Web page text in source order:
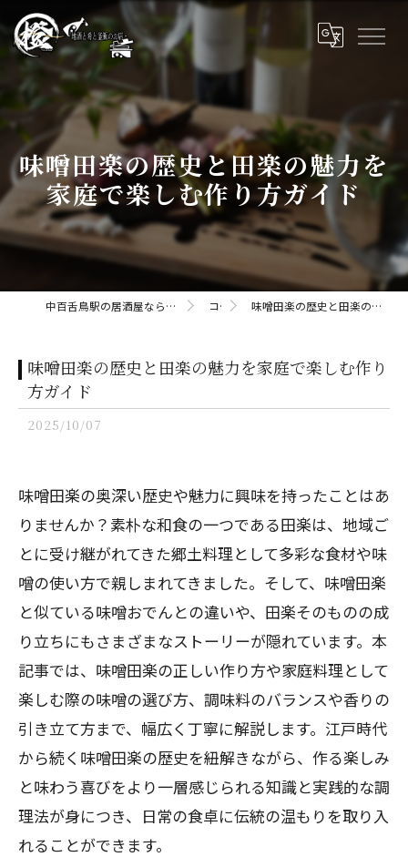
味噌田楽の歴史と田楽の魅力を
家庭で楽しむ作り方ガイド
中百舌鳥駅の居酒屋なら橙daidaii-地酒と肴と釜飯のお店 コラム 味噌田楽の歴史と田楽の魅力を家庭で楽しむ作り方ガイド
味噌田楽の歴史と田楽の魅力を家庭で楽しむ作り
方ガイド
2025/10/07
味噌田楽の奥深い歴史や魅力に興味を持ったことはあ
りませんか？素朴な和食の一つである田楽は、地域ご
とに受け継がれてきた郷土料理として多彩な食材や味
噌の使い方で親しまれてきました。そして、味噌田楽
と似ている味噌おでんとの違いや、田楽そのものの成
り立ちにもさまざまなストーリーが隠れています。本
記事では、味噌田楽の正しい作り方や家庭料理として
楽しむ際の味噌の選び方、調味料のバランスや香りの
引き立て方まで、幅広く丁寧に解説します。江戸時代
から続く味噌田楽の歴史を紐解きながら、作る楽しみ
と味わう喜びをより一層感じられる知識と実践的な調
理法が身につき、日常の食卓に伝統の温もりを取り入
れることができます。